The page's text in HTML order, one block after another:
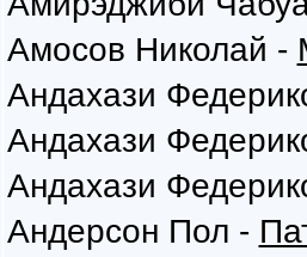
Амосов Николай -
Андахази
Андахази
Андахази
Андерсон Пол -